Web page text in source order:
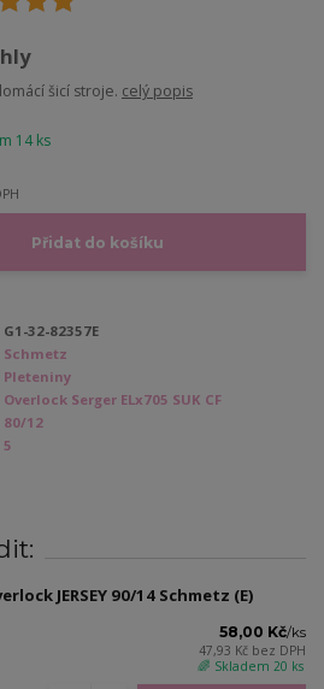
šicí stroje. celý popis
14 ks
Přidat do košíku
G1-32-82357E
Schmetz
Pleteniny
Overlock Serger ELx705 SUK CF
80/12
5
JERSEY 90/14 Schmetz (E)
58,00 Kč/ks
47,93 Kč bez DPH
🌈 Skladem 20 ks